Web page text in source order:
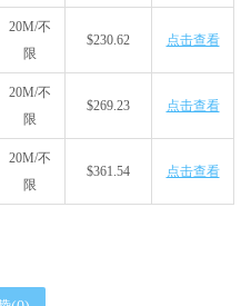
20M/不
限
$230.62 点击查看
20M/不
限
$269.23 点击查看
20M/不
限
$361.54 点击查看